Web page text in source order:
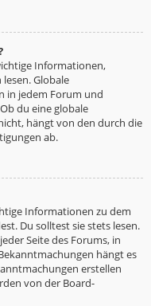
Informationen,
Globale
in jedem Forum und
du eine globale
hängt von den durch die
ab.
Informationen zu dem
Du solltest sie stets lesen.
Seite des Forums, in
hängt es
erstellen
von der Board-